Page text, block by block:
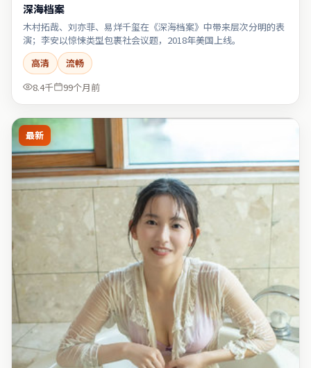
深海档案
木村拓哉、刘亦菲、易烊千玺在《深海档案》中带来层次分明的表
演；李安以惊悚类型包裹社会议题，2018年美国上线。
高清
流畅
8.4千
99个月前
最新